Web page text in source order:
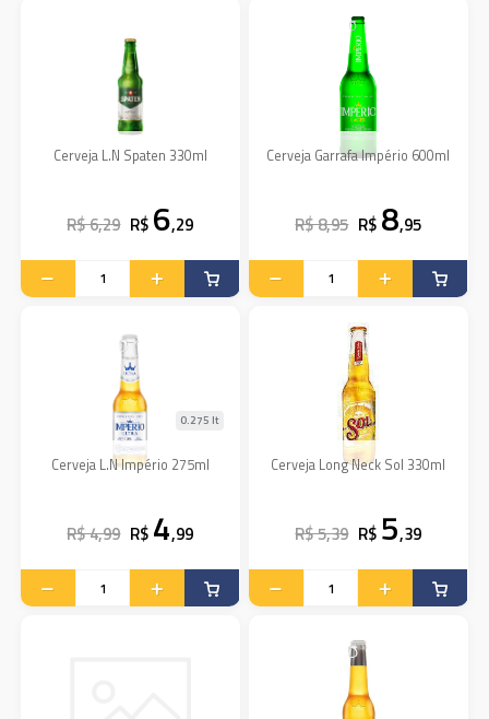
Cerveja L.N Spaten 330ml
R$ 6,29 R$ 6,29
Cerveja Garrafa Império 600ml
R$ 8,95 R$ 8,95
Cerveja L.N Império 275ml
0.275 lt
R$ 4,99 R$ 4,99
Cerveja Long Neck Sol 330ml
R$ 5,39 R$ 5,39